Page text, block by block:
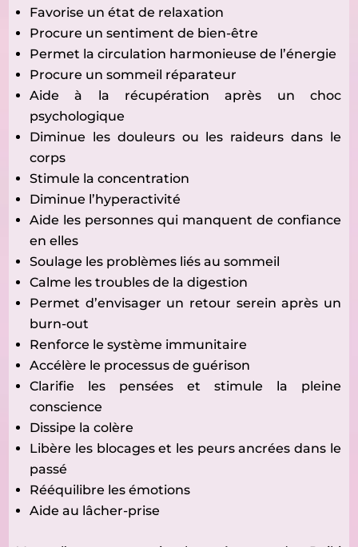
Favorise un état de relaxation
Procure un sentiment de bien-être
Permet la circulation harmonieuse de l’énergie
Procure un sommeil réparateur
Aide à la récupération après un choc
psychologique
Diminue les douleurs ou les raideurs dans le
corps
Stimule la concentration
Diminue l’hyperactivité
Aide les personnes qui manquent de confiance
en elles
Soulage les problèmes liés au sommeil
Calme les troubles de la digestion
Permet d’envisager un retour serein après un
burn-out
Renforce le système immunitaire
Accélère le processus de guérison
Clarifie les pensées et stimule la pleine
conscience
Dissipe la colère
Libère les blocages et les peurs ancrées dans le
passé
Rééquilibre les émotions
Aide au lâcher-prise